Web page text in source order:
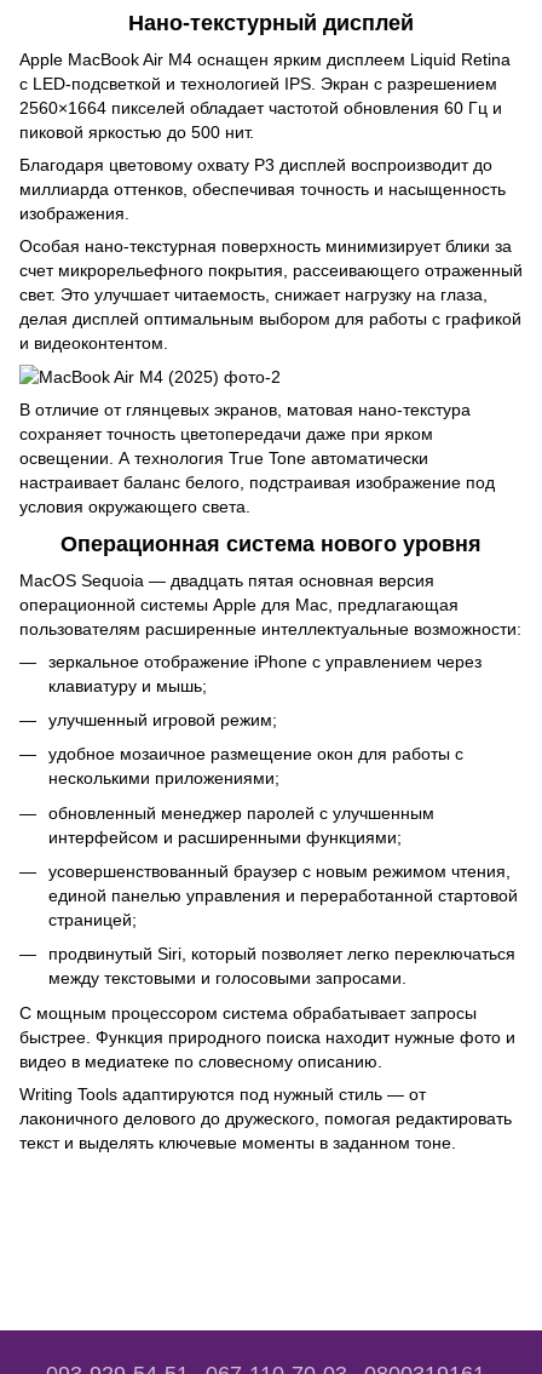
Нано-текстурный дисплей
Apple MacBook Air M4 оснащен ярким дисплеем Liquid Retina
с LED-подсветкой и технологией IPS. Экран с разрешением
2560×1664 пикселей обладает частотой обновления 60 Гц и
пиковой яркостью до 500 нит.
Благодаря цветовому охвату P3 дисплей воспроизводит до
миллиарда оттенков, обеспечивая точность и насыщенность
изображения.
Особая нано-текстурная поверхность минимизирует блики за
счет микрорельефного покрытия, рассеивающего отраженный
свет. Это улучшает читаемость, снижает нагрузку на глаза,
делая дисплей оптимальным выбором для работы с графикой
и видеоконтентом.
В отличие от глянцевых экранов, матовая нано-текстура
сохраняет точность цветопередачи даже при ярком
освещении. А технология True Tone автоматически
настраивает баланс белого, подстраивая изображение под
условия окружающего света.
Операционная система нового уровня
MacOS Sequoia — двадцать пятая основная версия
операционной системы Apple для Mac, предлагающая
пользователям расширенные интеллектуальные возможности:
зеркальное отображение iPhone с управлением через
клавиатуру и мышь;
улучшенный игровой режим;
удобное мозаичное размещение окон для работы с
несколькими приложениями;
обновленный менеджер паролей с улучшенным
интерфейсом и расширенными функциями;
усовершенствованный браузер с новым режимом чтения,
единой панелью управления и переработанной стартовой
страницей;
продвинутый Siri, который позволяет легко переключаться
между текстовыми и голосовыми запросами.
С мощным процессором система обрабатывает запросы
быстрее. Функция природного поиска находит нужные фото и
видео в медиатеке по словесному описанию.
Writing Tools адаптируются под нужный стиль — от
лаконичного делового до дружеского, помогая редактировать
текст и выделять ключевые моменты в заданном тоне.